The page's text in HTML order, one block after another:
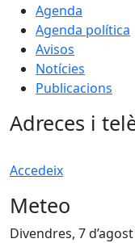
Agenda
Agenda política
Avisos
Notícies
Publicacions
Adreces i
Accedeix
Meteo
Divendres, 7 d’agost